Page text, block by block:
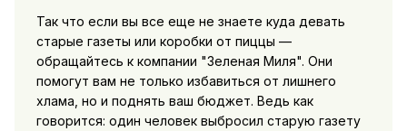
Так что если вы все еще не знаете куда девать
старые газеты или коробки от пиццы —
обращайтесь к компании "Зеленая Миля". Они
помогут вам не только избавиться от лишнего
хлама, но и поднять ваш бюджет. Ведь как
говорится: один человек выбросил старую газету